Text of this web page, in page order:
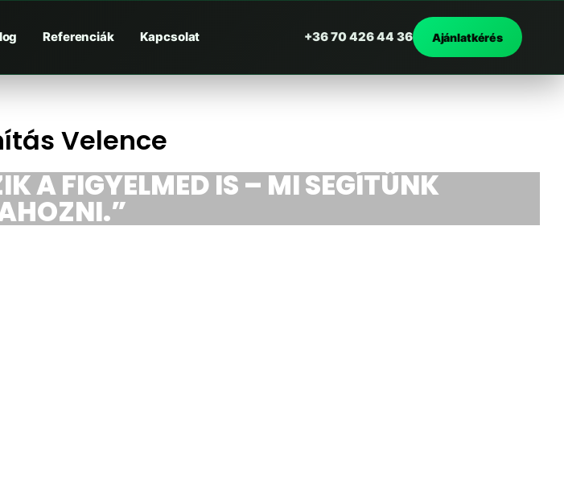
Referenciák Kapcsolat +36 70 426 44 36 Ajánlatkérés
Velence
A FIGYELMED IS – MI SEGÍTÜNK